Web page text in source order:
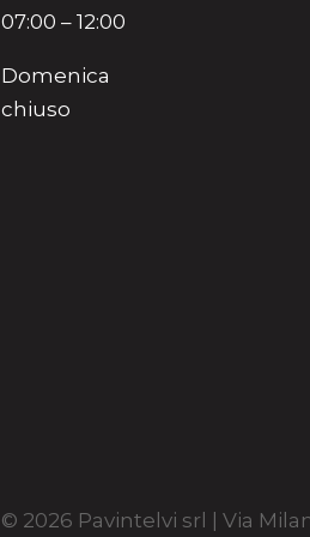
07:00 – 12:00
Domenica
chiuso
© 2026 Pavintelvi srl | Via